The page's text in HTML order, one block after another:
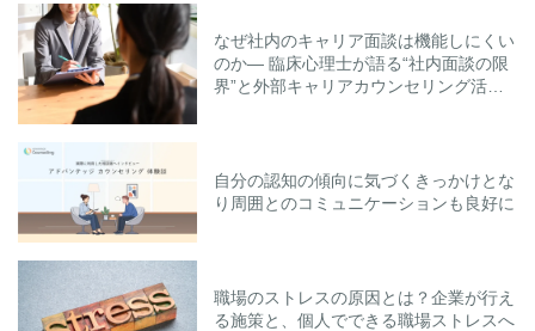
なぜ社内のキャリア面談は機能しにくい
のか― 臨床心理士が語る“社内面談の限
界”と外部キャリアカウンセリング活用
自分の認知の傾向に気づくきっかけとな
り周囲とのコミュニケーションも良好に
職場のストレスの原因とは？企業が行え
る施策と、個人でできる職場ストレスへ